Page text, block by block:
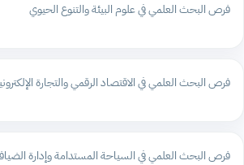
فرص البحث العلمي في علوم البيئة والتنوع الحيوي
فرص البحث العلمي في الاقتصاد الرقمي والتجارة
فرص البحث العلمي في السياحة المستدامة وإدارة